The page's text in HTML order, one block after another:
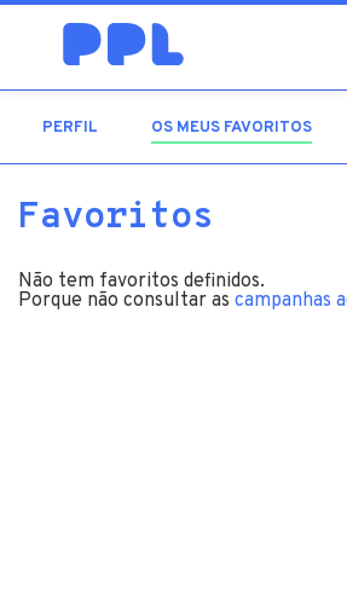
PERFIL OS MEUS FAVORITOS
Favoritos
Não tem favoritos definidos.
Porque não consultar as campanhas